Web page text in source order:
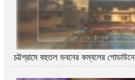
চট্টগ্রামে বহুতল ভবনের কম্বলের